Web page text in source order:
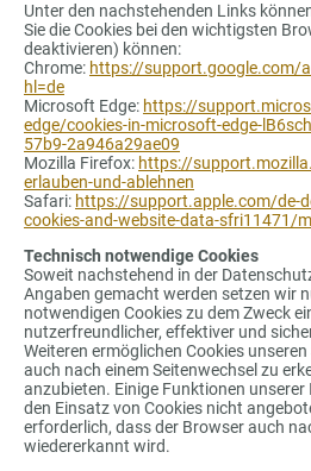
Unter den nachstehenden Links
Sie die Cookies bei den wichtigsten
deaktivieren) können:
Chrome: https://support.google.com/
hl=de
Microsoft Edge: https://
edge/cookies-in-microsoft-edge-
57b9-2a946a29ae09
Mozilla Firefox: https://
erlauben-und-ablehnen
Safari: https://support.apple.com/de-
cookies-and-website-data-sfri11471/
Technisch notwendige Cookies
Soweit nachstehend in der
Angaben gemacht werden setzen wir
notwendigen Cookies zu dem Zweck
nutzerfreundlicher, effektiver und
Weiteren ermöglichen Cookies
auch nach einem Seitenwechsel zu
anzubieten. Einige Funktionen
den Einsatz von Cookies nicht
erforderlich, dass der Browser auch
wiedererkannt wird.